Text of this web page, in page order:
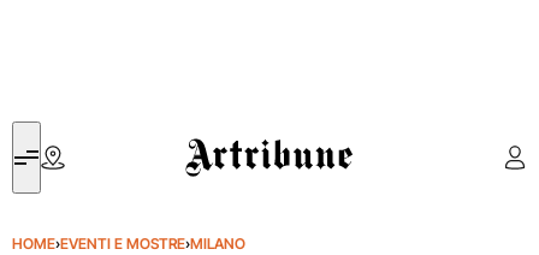
Artribune
HOME›EVENTI E MOSTRE›MILANO